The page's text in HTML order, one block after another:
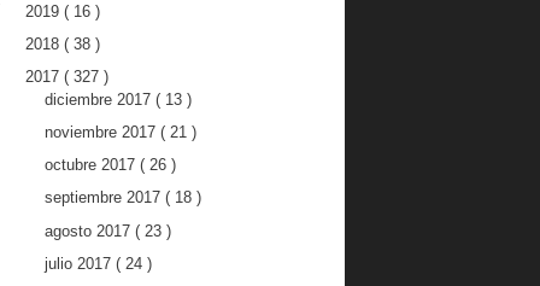
2019 ( 16 )
2018 ( 38 )
2017 ( 327 )
diciembre 2017 ( 13 )
noviembre 2017 ( 21 )
octubre 2017 ( 26 )
septiembre 2017 ( 18 )
agosto 2017 ( 23 )
julio 2017 ( 24 )